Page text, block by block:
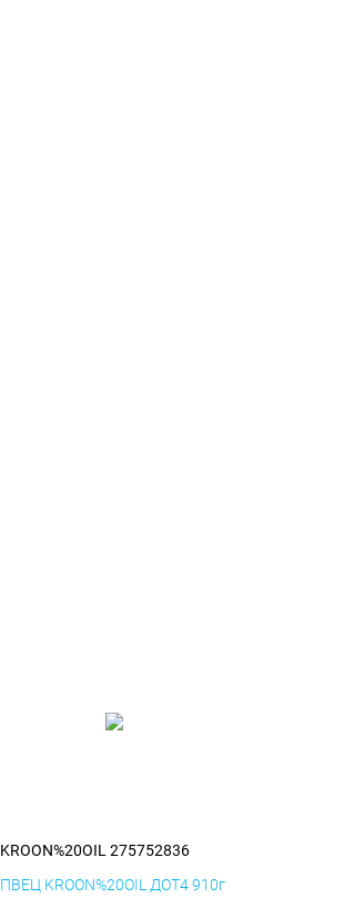
KROON%20OIL 275752836
ПВЕЦ KROON%20OIL ДОТ4 910г